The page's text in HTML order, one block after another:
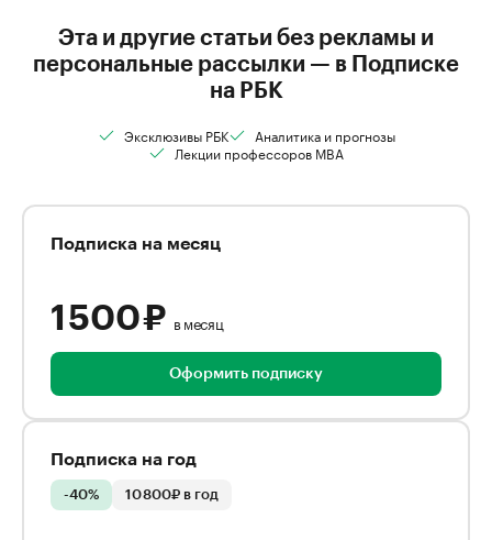
Эта и другие статьи без рекламы и
персональные рассылки — в Подписке
на РБК
Эксклюзивы РБК
Аналитика и прогнозы
Лекции профессоров MBA
Подписка на месяц
1 500 ₽ в месяц
Оформить подписку
Подписка на год
-40% 10 800₽ в год